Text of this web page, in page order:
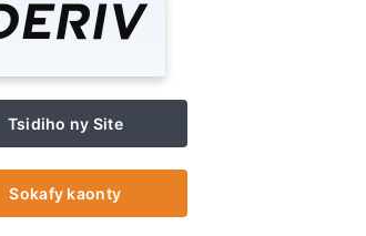
Tsidiho ny Site
Sokafy kaonty